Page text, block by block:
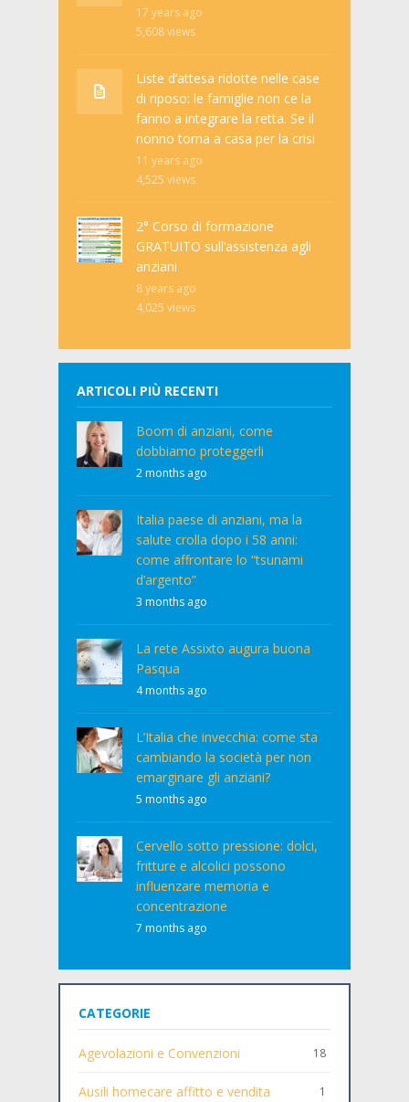
17 years ago
5,608views
Liste d’attesa ridotte nelle case
di riposo: le famiglie non ce la
fanno a integrare la retta. Se il
nonno torna a casa per la crisi
11 years ago
4,525 views
2° Corso di formazione
GRATUITO sull’assistenza agli
anziani
8 years ago
4,025 views
ARTICOLI PIÙ RECENTI
Boom di anziani, come
dobbiamo proteggerli
2 months ago
Italia paese di anziani, ma la
salute crolla dopo i 58 anni:
come affrontare lo “tsunami
d’argento”
3 months ago
La rete Assixto augura buona
Pasqua
4 months ago
L’Italia che invecchia: come sta
cambiando la società per non
emarginare gli anziani?
5 months ago
Cervello sotto pressione: dolci,
fritture e alcolici possono
influenzare memoria e
concentrazione
7 months ago
CATEGORIE
Agevolazioni e Convenzioni 18
Ausili homecare affitto e vendita 1